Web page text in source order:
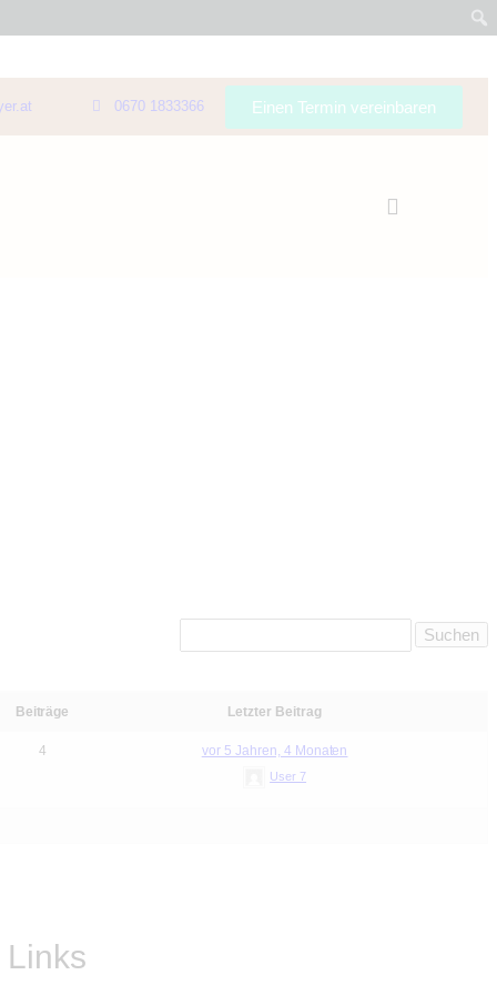
0670 1833366 Einen Termin vereinbaren
Beiträge Letzter Beitrag
4 vor 5 Jahren, 4 Monaten
User 7
Links